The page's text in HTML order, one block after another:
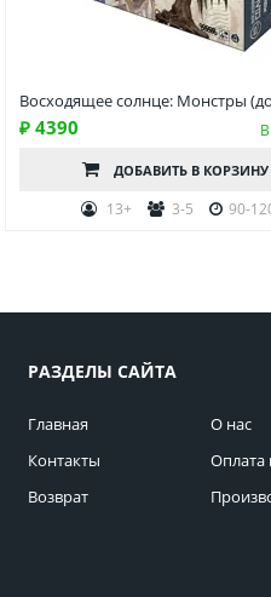
Восходящее солнце: Монстры
₽ 4390
ДОБАВИТЬ В КОРЗИНУ
13+ 3-5 90-
РАЗДЕЛЫ САЙТА
Главная
О нас
Контакты
Оплата
Возврат